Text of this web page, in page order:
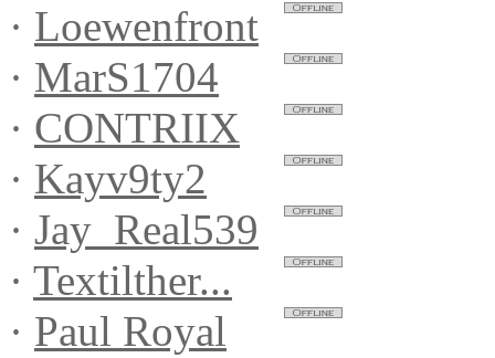
· Loewenfront
· MarS1704
· CONTRIIX
· Kayv9ty2
· Jay_Real539
· Textilther...
· Paul Royal